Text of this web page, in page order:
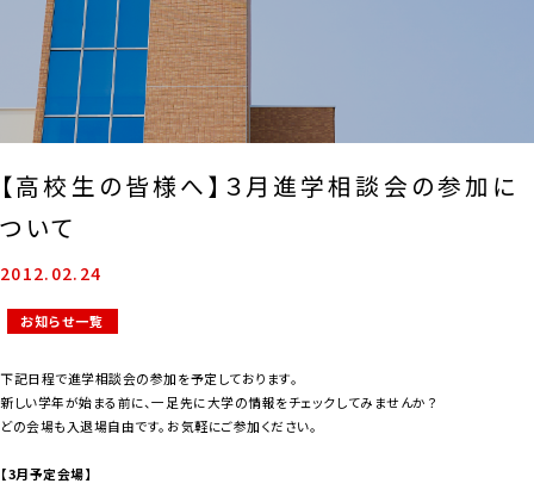
【高校生の皆様へ】３月進学相談会の参加に
ついて
2012.02.24
お知らせ一覧
下記日程で進学相談会の参加を予定しております。
新しい学年が始まる前に、一足先に大学の情報をチェックしてみませんか？
どの会場も入退場自由です。お気軽にご参加ください。
【3月予定会場】